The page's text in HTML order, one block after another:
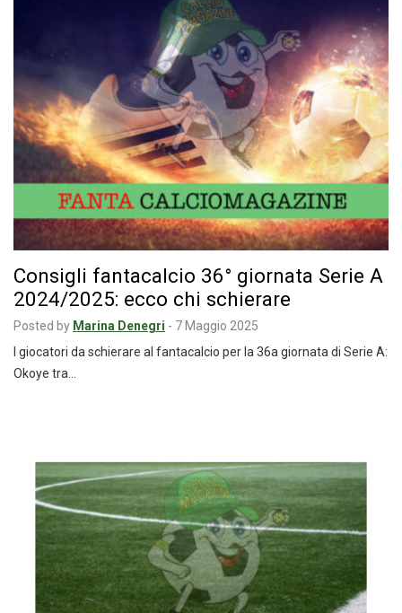
Consigli fantacalcio 36° giornata Serie A
2024/2025: ecco chi schierare
Posted by Marina Denegri - 7 Maggio 2025
I giocatori da schierare al fantacalcio per la 36a giornata di Serie A:
Okoye tra…